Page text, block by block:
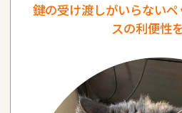
鍵の受け渡しがいらない
スの利便性